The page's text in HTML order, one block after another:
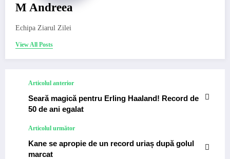
M Andreea
Echipa Ziarul Zilei
View All Posts
Articolul anterior
Seară magică pentru Erling Haaland! Record de
50 de ani egalat
Articolul următor
Kane se apropie de un record uriaș după golul
marcat